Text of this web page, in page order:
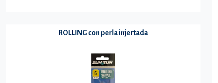
ROLLING con perla injertada